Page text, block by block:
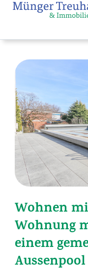
Wohnen
Wohnung
einem
Aussenpool